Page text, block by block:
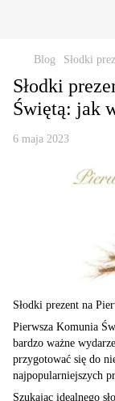
Blog Słodki
Słodki
Świętą: jak
6 maja 2023
Słodki prezent na
Pierwsza Komunia
bardzo ważne
przygotować się do
najpopularniejszych
Szukając idealnego